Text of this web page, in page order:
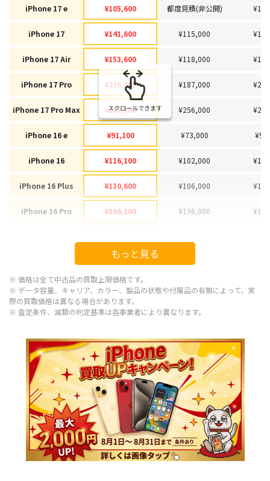
iPhone 17 e
iPhone 17
iPhone 17 Air
iPhone 17 Pro
iPhone 17 Pro Max
iPhone 16 e
iPhone 16
iPhone 16 Plus
iPhone 16 Pro
iPhone 15 Plus
iPhone 15 Pro
iPhone 15 Pro Max
iPhone 14 Plus
iPhone 14
iPhone 14 Pro
iPhone 14 Pro Max
iPhone SE 3
¥105,600
¥141,600
¥153,600
¥216,600
¥285,100
¥91,100
¥116,100
¥130,600
¥166,100
¥92,100
¥97,100
¥120,100
¥143,100
¥66,600
¥66,600
¥86,600
¥98,100
¥29,600
都度見積(非公開)
¥115,000
¥118,000
¥187,000
¥256,000
¥73,000
¥102,000
¥106,000
¥136,000
¥77,000
¥79,000
¥94,000
¥113,000
¥61,000
¥57,000
¥74,000
¥93,000
¥23,000
スクロールできます
もっと見る
※ 価格は全て中古品の買取上限価格です。
※ データ容量、キャリア、カラー、製品の状態や付属品の有無によって、実
際の買取価格は異なる場合があります。
※ 査定条件、減額の判定基準は各事業者により異なります。